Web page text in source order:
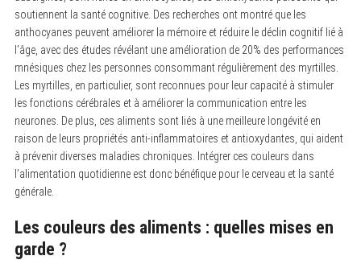
soutiennent la santé cognitive. Des recherches ont montré que les
anthocyanes peuvent améliorer la mémoire et réduire le déclin cognitif lié à
l’âge, avec des études révélant une amélioration de 20% des performances
mnésiques chez les personnes consommant régulièrement des myrtilles.
Les myrtilles, en particulier, sont reconnues pour leur capacité à stimuler
les fonctions cérébrales et à améliorer la communication entre les
neurones. De plus, ces aliments sont liés à une meilleure longévité en
raison de leurs propriétés anti-inflammatoires et antioxydantes, qui aident
à prévenir diverses maladies chroniques. Intégrer ces couleurs dans
l’alimentation quotidienne est donc bénéfique pour le cerveau et la santé
générale.
Les couleurs des aliments : quelles mises en
garde ?
c
h
f
r
: